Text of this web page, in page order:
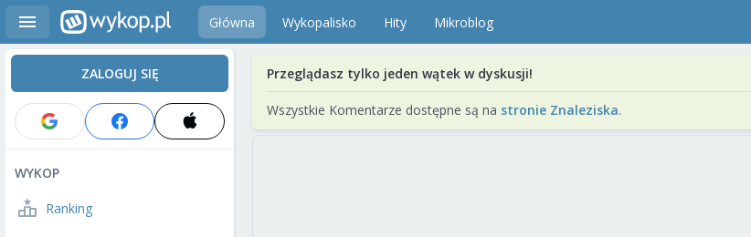
Główna Wykopalisko Hity Mikroblog
ZALOGUJ SIĘ
WYKOP
Ranking
Przeglądasz tylko jeden wątek w dyskusji!
Wszystkie Komentarze dostępne są na stronie Znaleziska.